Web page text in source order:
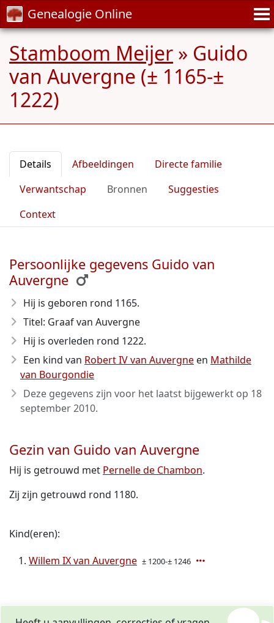
Genealogie Online
Stamboom Meijer » Guido
van Auvergne (± 1165-±
1222)
Details Afbeeldingen
Directe familie
Verwantschap
Bronnen
Suggesties
Context
Persoonlijke gegevens Guido van
Auvergne
Hij is geboren rond 1165.
Titel: Graaf van Auvergne
Hij is overleden rond 1222.
Een kind van Robert IV van Auvergne en Mathilde
van Bourgondie
Deze gegevens zijn voor het laatst bijgewerkt op 18
september 2010.
Gezin van Guido van Auvergne
Hij is getrouwd met Pernelle de Chambon.
Zij zijn getrouwd rond 1180.
Kind(eren):
Willem IX van Auvergne ± 1200-± 1246